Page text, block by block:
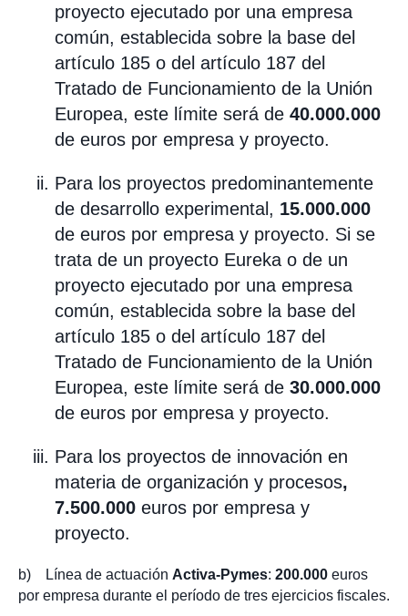
proyecto ejecutado por una empresa
común, establecida sobre la base del
artículo 185 o del artículo 187 del
Tratado de Funcionamiento de la Unión
Europea, este límite será de 40.000.000
de euros por empresa y proyecto.
Para los proyectos predominantemente
de desarrollo experimental, 15.000.000
de euros por empresa y proyecto. Si se
trata de un proyecto Eureka o de un
proyecto ejecutado por una empresa
común, establecida sobre la base del
artículo 185 o del artículo 187 del
Tratado de Funcionamiento de la Unión
Europea, este límite será de 30.000.000
de euros por empresa y proyecto.
Para los proyectos de innovación en
materia de organización y procesos,
7.500.000 euros por empresa y
proyecto.
b) Línea de actuación Activa-Pymes: 200.000 euros
por empresa durante el período de tres ejercicios fiscales.